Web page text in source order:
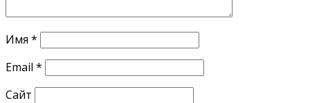
Имя *
Email *
Сайт